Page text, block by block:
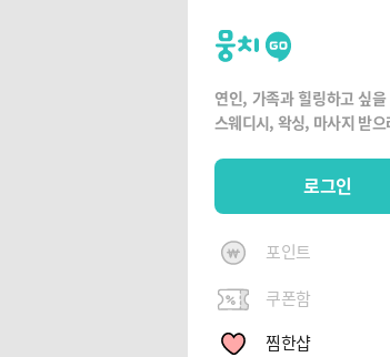
뭉
치
고
연인, 가족과 힐링하고 싶을
스웨디시, 왁싱, 마사지 받
로그인
포인트
쿠폰함
찜한샵